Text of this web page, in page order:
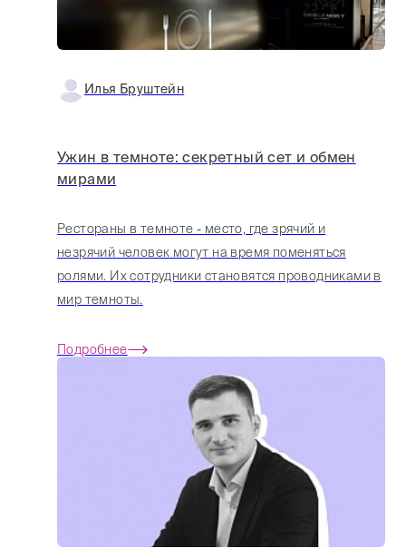
Илья Бруштейн
Ужин в темноте: секретный сет и обмен
мирами
Рестораны в темноте - место, где зрячий и
незрячий человек могут на время поменяться
ролями. Их сотрудники становятся проводниками в
мир темноты.
Подробнее